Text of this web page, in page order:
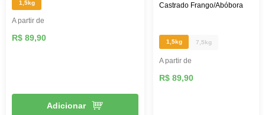
1,5kg
A partir de
R$ 89,90
Adicionar
Castrado Frango/Abóbora
1,5kg 7,5kg
A partir de
R$ 89,90